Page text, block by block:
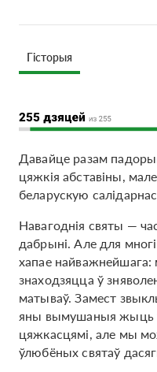
Гісторыя
Давайце разам
цяжкія абставіны,
беларускую
Навагоднія святы —
дабрыні. Але для
хапае
знаходзяцца ў
матываў. Замест
яны вымушаныя жыць у
цяжкасцямі, але мы
ўлюбёных святаў